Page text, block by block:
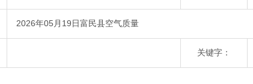
2026年05月19日富民县空气质量
关键字：